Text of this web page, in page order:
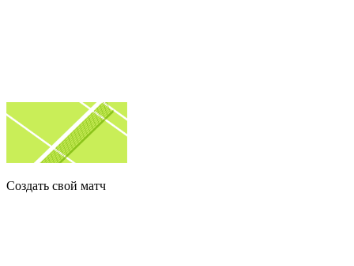
Создать свой матч